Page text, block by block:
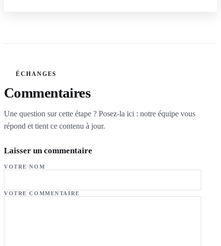
ÉCHANGES
Commentaires
Une question sur cette étape ? Posez-la ici : notre équipe vous
répond et tient ce contenu à jour.
Laisser un commentaire
VOTRE NOM
VOTRE COMMENTAIRE